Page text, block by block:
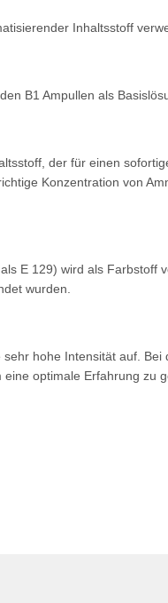
Inhaltsstoff
B1 Ampullen als
der für einen
Konzentration von
E 129) wird als Farbstoff
wurden.
sehr hohe Intensität auf. Bei
eine optimale Erfahrung zu